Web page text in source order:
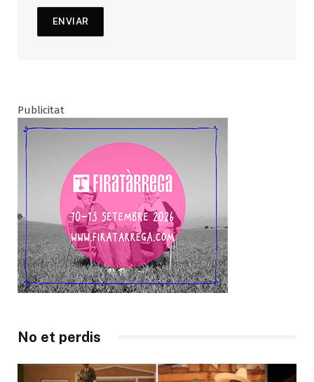
Publicitat
No et perdis